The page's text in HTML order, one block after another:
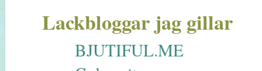
Lackbloggar jag gillar
BJUTIFUL.ME